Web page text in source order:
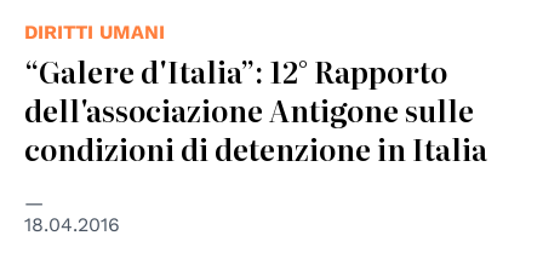
DIRITTI UMANI
“Galere d'Italia”: 12° Rapporto
dell'associazione Antigone sulle
condizioni di detenzione in Italia
18.04.2016